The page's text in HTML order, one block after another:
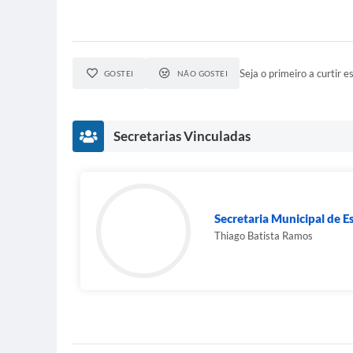
GOSTEI NÃO GOSTEI Seja o primeiro a curtir
Secretarias Vinculadas
Secretaria Municipal de
Thiago Batista Ramos